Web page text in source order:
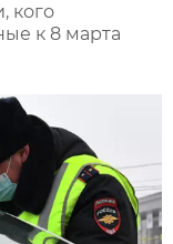
кого
к 8 марта